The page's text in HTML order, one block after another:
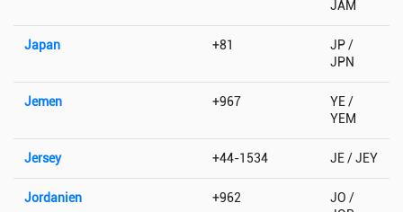
JAM
Japan +81
JP /
JPN
Jemen +967
YE /
YEM
Jersey +44-1534 JE / JEY
Jordanien +962
JO /